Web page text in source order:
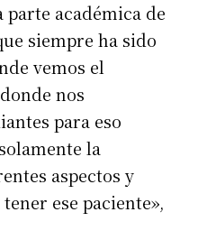
académica de
siempre ha sido
vemos el
nos
para eso
la
aspectos y
ese paciente»,